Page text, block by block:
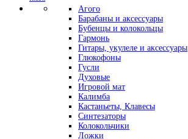
Агого
Барабаны и аксессуары
Бубенцы и колокольцы
Гармонь
Гитары, укулеле и аксессуары
Глюкофоны
Гусли
Духовые
Игровой мат
Калимба
Кастаньеты, Клавесы
Синтезаторы
Колокольчики
Ложки